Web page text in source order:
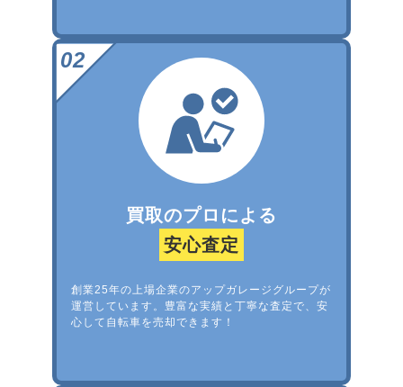
買取のプロによる
安心査定
創業25年の上場企業のアップガレージグループが
運営しています。豊富な実績と丁寧な査定で、安
心して自転車を売却できます！